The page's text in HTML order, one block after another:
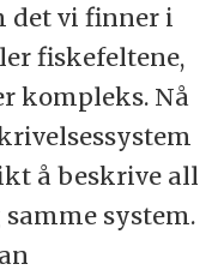
det vi finner i
fiskefeltene,
kompleks. Nå
å beskrive all
system.